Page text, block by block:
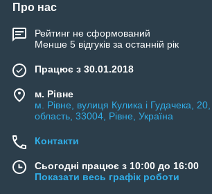
Про нас
Рейтинг не сформований
Менше 5 відгуків за останній рік
Працює з 30.01.2018
м. Рівне
м. Рівне, вулиця Кулика і Гудачека, 20,
область, 33004, Рівне, Україна
Контакти
Сьогодні працює з 10:00 до 16:00
Показати весь графік роботи